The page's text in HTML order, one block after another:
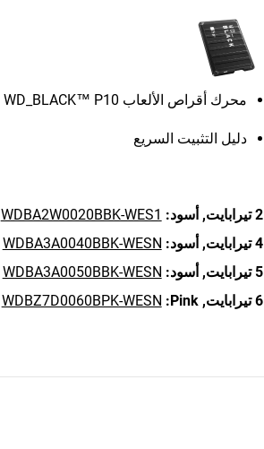
محرك أقراص الألعاب WD_BLACK™ P10
دليل التثبيت السريع
2 تيرابايت, أسود: WDBA2W0020BBK-WES1
4 تيرابايت,
أسود: WDBA3A0040BBK-WESN
5 تيرابايت,
أسود: WDBA3A0050BBK-WESN
6 تيرابايت,
Pink:
WDBZ7D0060BPK-WESN